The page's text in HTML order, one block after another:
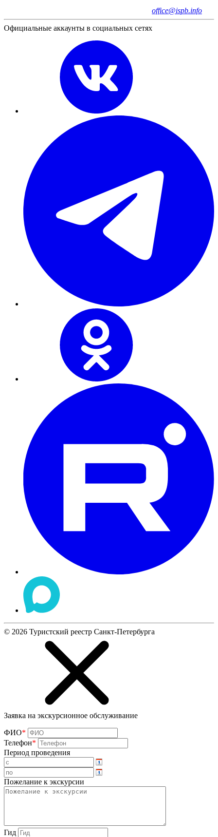
office@ispb.info
Официальные аккаунты в социальных сетях
© 2026 Туристский реестр Санкт-Петербурга
Заявка на экскурсионное обслуживание
ФИО*
Телефон*
Период проведения
Пожелание к экскурсии
Гид